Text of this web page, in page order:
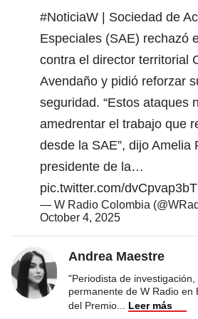
#NoticiaW | Sociedad de
Especiales (SAE) rechazó
contra el director territorial
Avendaño y pidió reforzar
seguridad. “Estos ataques
amedrentar el trabajo que
desde la SAE”, dijo Amelia
presidente de la…
pic.twitter.com/dvCpvap3bT
— W Radio Colombia
October 4, 2025
Andrea Maestre
"Periodista de
permanente de W Radio en
del Premio
Leer más